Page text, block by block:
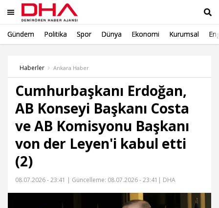
Gündem Politika Spor Dünya Ekonomi Kurumsal
Haberler Ankara Haber
Cumhurbaşkanı Erdoğan,
AB Konseyi Başkanı Costa
ve AB Komisyonu Başkanı
von der Leyen'i kabul etti
(2)
08.07.2026 - 23:41 | Güncelleme: 08.07.2026 - 23:41 | DHA